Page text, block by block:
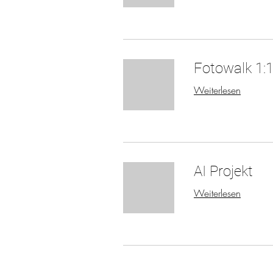
Fotowalk 1:1
Weiterlesen
AI Projekt
Weiterlesen